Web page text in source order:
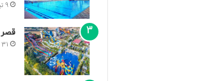
9 تیر 1401
قصر
31 خرداد 1401